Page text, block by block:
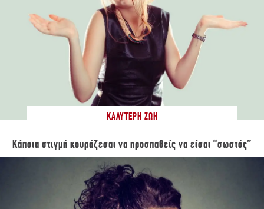
ΚΑΛΎΤΕΡΗ ΖΩΉ
Κάποια στιγμή κουράζεσαι να προσπαθείς να είσαι “σωστός”